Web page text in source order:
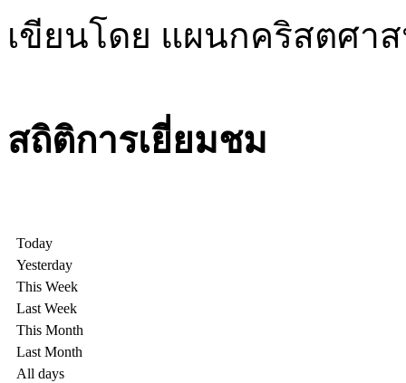
เขียนโดย แผนกคริสตศา
สถิติการเยี่ยมชม
Today
Yesterday
This Week
Last Week
This Month
Last Month
All days